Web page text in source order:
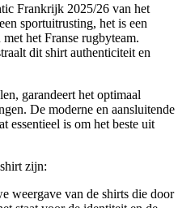
Frankrijk 2025/26 van het
sportuitrusting, het is een
het Franse rugbyteam.
dit shirt authenticiteit en
garandeert het optimaal
De moderne en aansluitende
essentieel is om het beste uit
zijn:
weergave van de shirts die door